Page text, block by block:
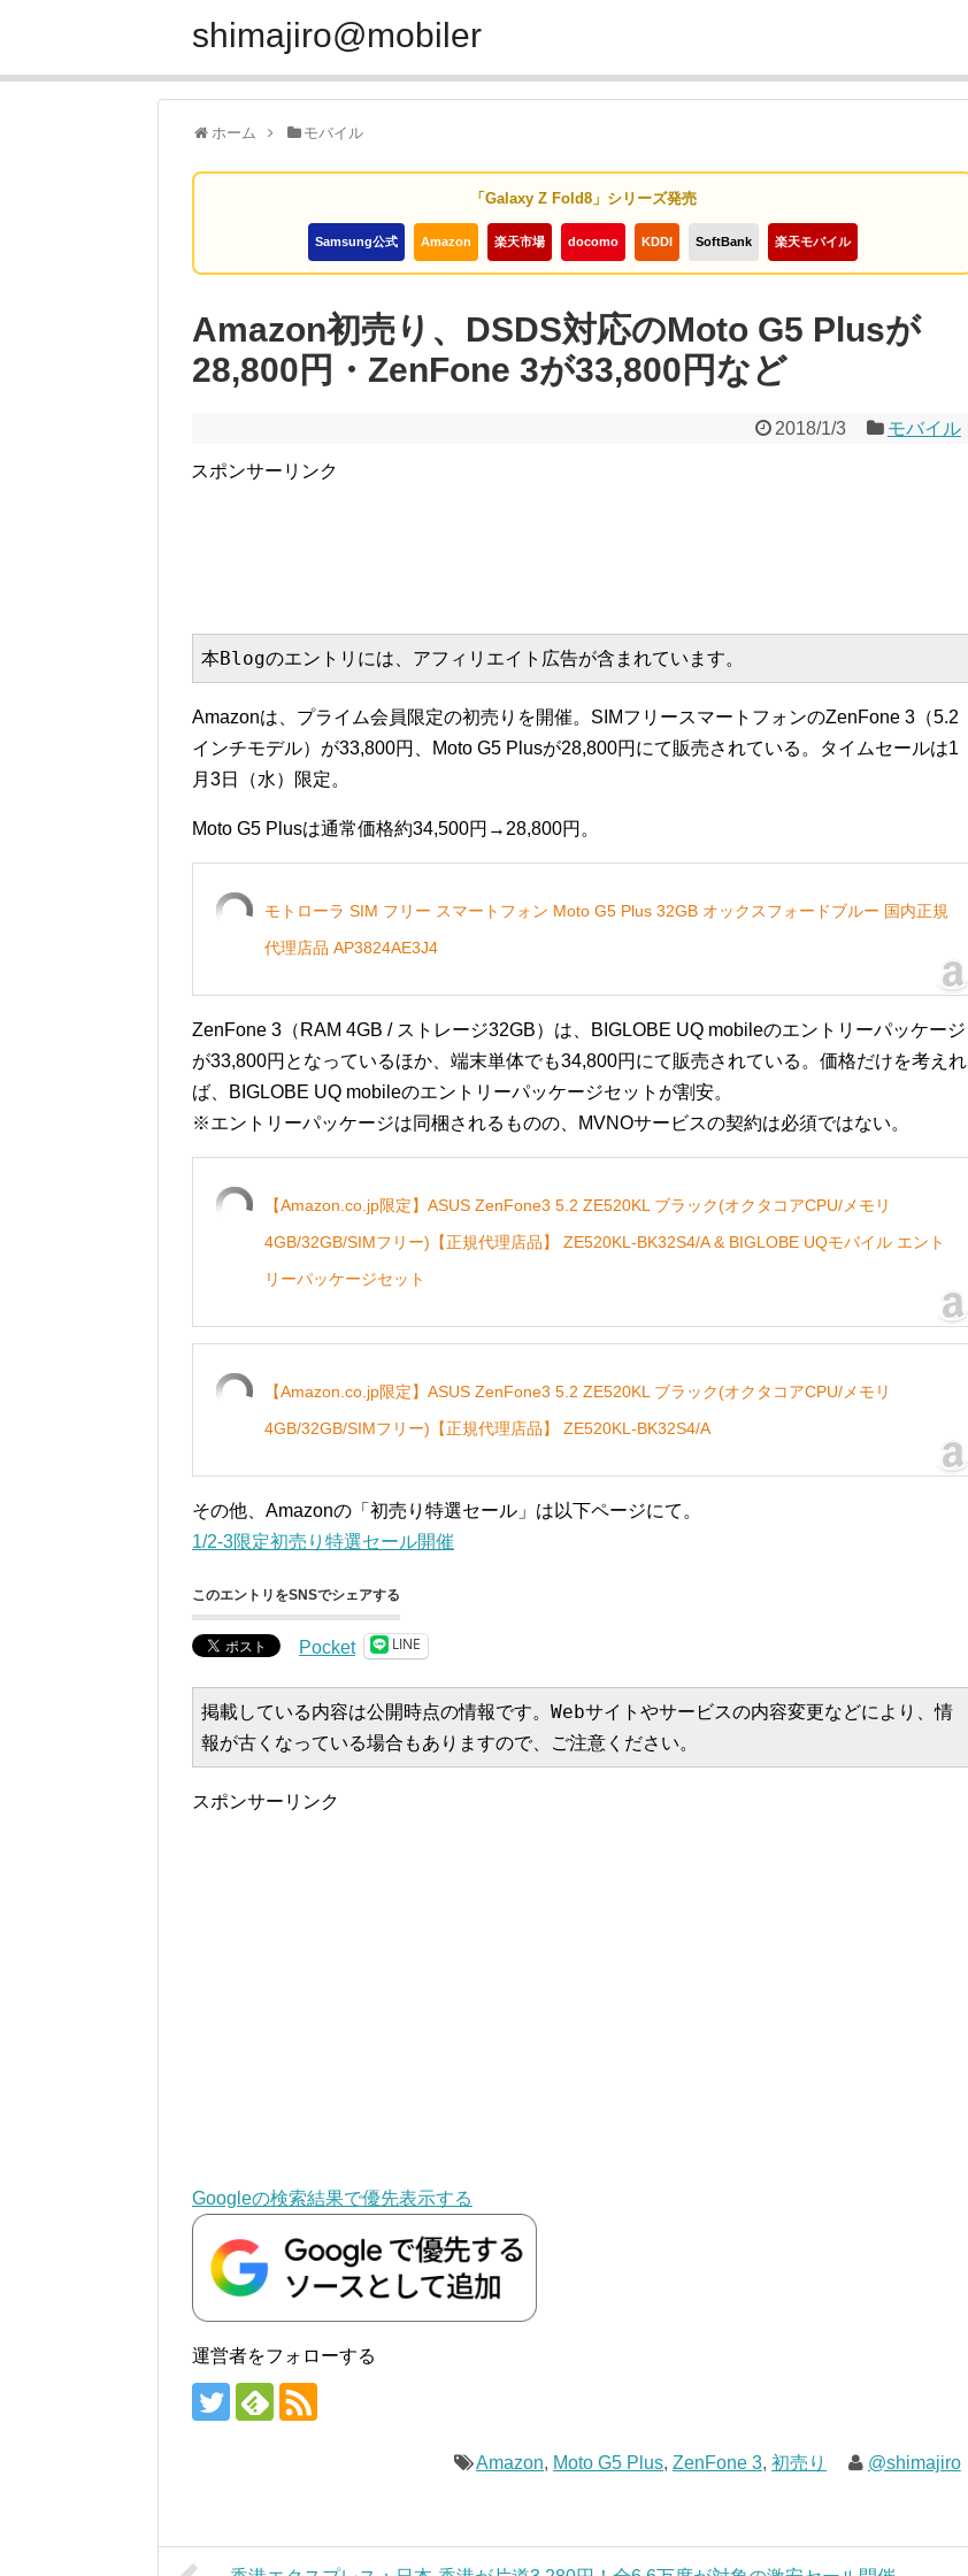
shimajiro@mobiler
ホーム モバイル
「Galaxy Z Fold8」シリーズ発売
Samsung公式 Amazon 楽天市場 docomo KDDI SoftBank 楽天モバイル
Amazon初売り、DSDS対応のMoto G5 Plusが
28,800円・ZenFone 3が33,800円など
2018/1/3 モバイル
スポンサーリンク
本Blogのエントリには、アフィリエイト広告が含まれています。
Amazonは、プライム会員限定の初売りを開催。SIMフリースマートフォンのZenFone 3（5.2
インチモデル）が33,800円、Moto G5 Plusが28,800円にて販売されている。タイムセールは1
月3日（水）限定。
Moto G5 Plusは通常価格約34,500円→28,800円。
モトローラ SIM フリー スマートフォン Moto G5 Plus 32GB オックスフォードブルー 国内正規
代理店品 AP3824AE3J4
ZenFone 3（RAM 4GB / ストレージ32GB）は、BIGLOBE UQ mobileのエントリーパッケージ
が33,800円となっているほか、端末単体でも34,800円にて販売されている。価格だけを考えれ
ば、BIGLOBE UQ mobileのエントリーパッケージセットが割安。
※エントリーパッケージは同梱されるものの、MVNOサービスの契約は必須ではない。
【Amazon.co.jp限定】ASUS ZenFone3 5.2 ZE520KL ブラック(オクタコアCPU/メモリ
4GB/32GB/SIMフリー)【正規代理店品】 ZE520KL-BK32S4/A & BIGLOBE UQモバイル エント
リーパッケージセット
【Amazon.co.jp限定】ASUS ZenFone3 5.2 ZE520KL ブラック(オクタコアCPU/メモリ
4GB/32GB/SIMフリー)【正規代理店品】 ZE520KL-BK32S4/A
その他、Amazonの「初売り特選セール」は以下ページにて。
1/2-3限定初売り特選セール開催
このエントリをSNSでシェアする
Pocket LINE
掲載している内容は公開時点の情報です。Webサイトやサービスの内容変更などにより、情
報が古くなっている場合もありますので、ご注意ください。
スポンサーリンク
Googleの検索結果で優先表示する
運営者をフォローする
Amazon, Moto G5 Plus,ZenFone 3,初売り @shimajiro